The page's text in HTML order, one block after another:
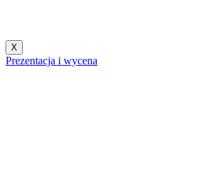
X
Prezentacja i wycena